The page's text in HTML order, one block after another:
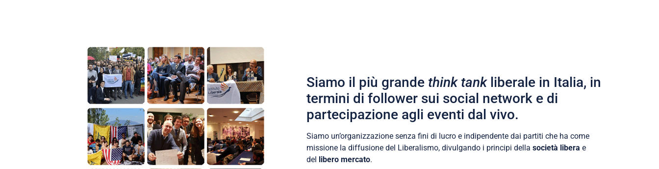
Siamo il più grande think tankliberale in Italia, in
termini di follower sui social network e di
partecipazione agli eventi dal vivo.
Siamo un’organizzazione senza fini di lucro e indipendente dai partiti che ha come
missione la diffusione del Liberalismo, divulgando i principi della società libera e
del libero mercato.